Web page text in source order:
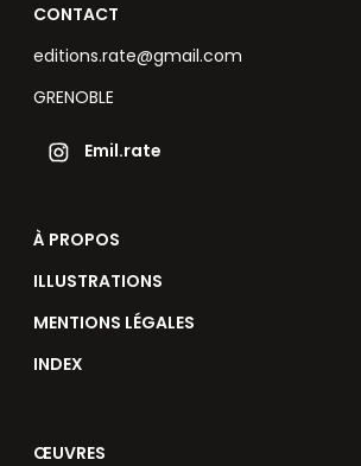
CONTACT
editions.rate@gmail.com
GRENOBLE
Emil.rate
À PROPOS
ILLUSTRATIONS
MENTIONS LÉGALES
INDEX
ŒUVRES